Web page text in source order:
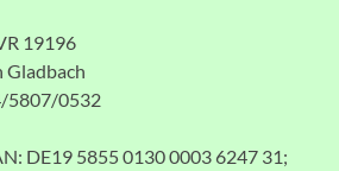
19196
Gladbach
5807/0532
DE19 5855 0130 0003 6247 31;